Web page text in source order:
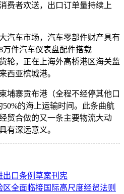
费者欢送，出口订单量持续上
车市场，汽车零部件财产具有
万件汽车仪表盘配件搭载
轮，正在上海外高桥港区海关监
西亚槟城港。
寨贡布港（全程不经停其他口
的海上运输时间。此条曲航
贸合做的又一条主要物流大动
有深远意义。
出口条例草案刊宪
区全面临接国际高尺度经贸法则